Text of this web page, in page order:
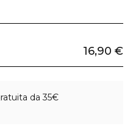
16,90 €
da 35€